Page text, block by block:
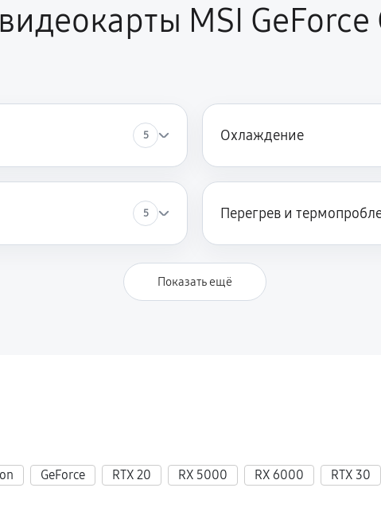
MSI GeForce
5 Охлаждение
5 Перегрев и
Показать ещё
GeForce RTX 20 RX 5000 RX 6000
RTX 30